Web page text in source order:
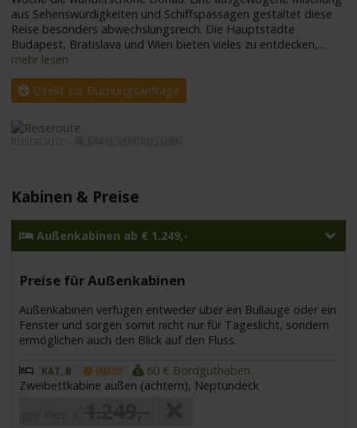
aus Sehenswürdigkeiten und Schiffspassagen gestaltet diese
Reise besonders abwechslungsreich. Die Hauptstädte
Budapest, Bratislava und Wien bieten vieles zu entdecken,...
mehr lesen
Direkt zur Buchungsanfrage
REISEROUTE -
Kabinen & Preise
Außenkabinen ab € 1.249,-
Preise für Außenkabinen
Außenkabinen verfügen entweder über ein Bullauge oder ein
Fenster und sorgen somit nicht nur für Tageslicht, sondern
ermöglichen auch den Blick auf den Fluss.
KAT. B INFOS
60 € Bordguthaben
Zweibettkabine außen (achtern), Neptundeck